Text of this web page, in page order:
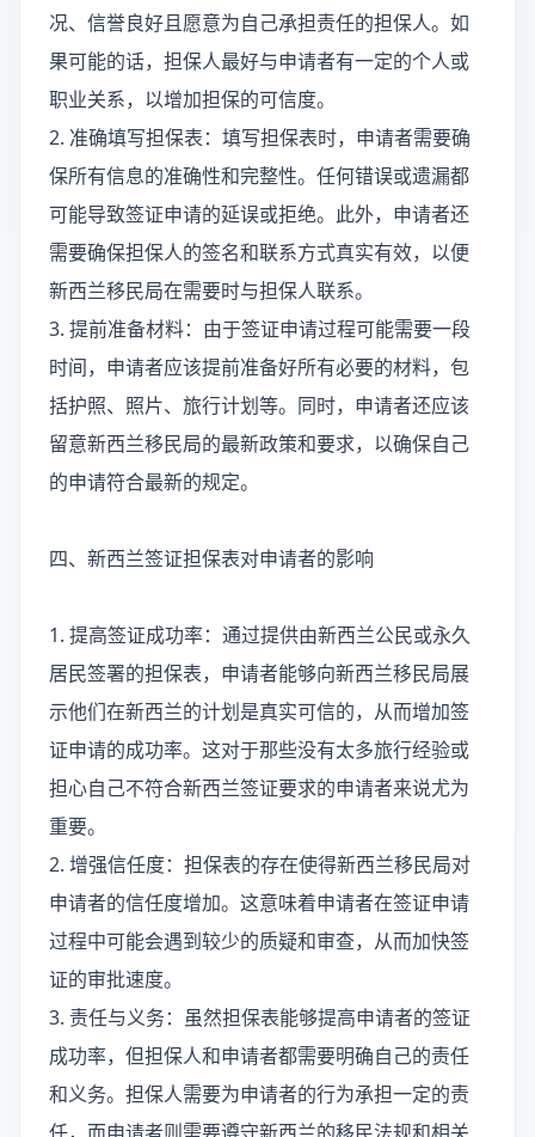
况、信誉良好且愿意为自己承担责任的担保人。如
果可能的话，担保人最好与申请者有一定的个人或
职业关系，以增加担保的可信度。
2. 准确填写担保表：填写担保表时，申请者需要确
保所有信息的准确性和完整性。任何错误或遗漏都
可能导致签证申请的延误或拒绝。此外，申请者还
需要确保担保人的签名和联系方式真实有效，以便
新西兰移民局在需要时与担保人联系。
3. 提前准备材料：由于签证申请过程可能需要一段
时间，申请者应该提前准备好所有必要的材料，包
括护照、照片、旅行计划等。同时，申请者还应该
留意新西兰移民局的最新政策和要求，以确保自己
的申请符合最新的规定。
四、新西兰签证担保表对申请者的影响
1. 提高签证成功率：通过提供由新西兰公民或永久
居民签署的担保表，申请者能够向新西兰移民局展
示他们在新西兰的计划是真实可信的，从而增加签
证申请的成功率。这对于那些没有太多旅行经验或
担心自己不符合新西兰签证要求的申请者来说尤为
重要。
2. 增强信任度：担保表的存在使得新西兰移民局对
申请者的信任度增加。这意味着申请者在签证申请
过程中可能会遇到较少的质疑和审查，从而加快签
证的审批速度。
3. 责任与义务：虽然担保表能够提高申请者的签证
成功率，但担保人和申请者都需要明确自己的责任
和义务。担保人需要为申请者的行为承担一定的责